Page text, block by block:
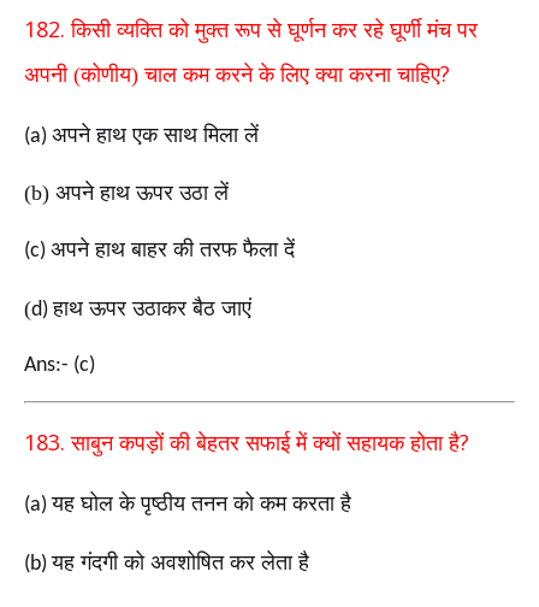
182.किसी व्यक्ति को मुक्त रूप से घूर्णन कर रहे घूर्णी मंच पर
अपनी (कोणीय) चाल कम करने के लिए क्या करना चाहिए?
(a) अपने हाथ एक साथ मिला लें
(b) अपने हाथ ऊपर उठा लें
(c) अपने हाथ बाहर की तरफ फैला दें
(d)हाथ ऊपर उठाकर बैठ जाएं
Ans:- (c)
183.साबुन कपड़ों की बेहतर सफाई में क्यों सहायक होता है?
(a)यह घोल के पृष्ठीय तनन को कम करता है
(b)यह गंदगी को अवशोषित कर लेता है